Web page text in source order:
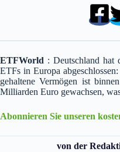
ETFWorld : Deutschland hat
ETFs in Europa
gehaltene Vermögen ist
Milliarden Euro gewachsen,
Abonnieren Sie unseren
von der